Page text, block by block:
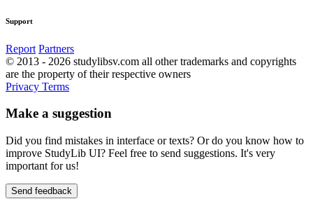
Support
Report Partners
© 2013 - 2026 studylibsv.com all other trademarks and copyrights
are the property of their respective owners
Privacy Terms
Make a suggestion
Did you find mistakes in interface or texts? Or do you know how to
improve StudyLib UI? Feel free to send suggestions. It's very
important for us!
Send feedback